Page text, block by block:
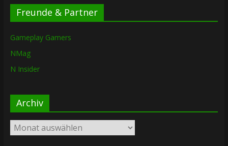
Freunde & Partner
Gameplay Gamers
NMag
N Insider
Archiv
Archiv